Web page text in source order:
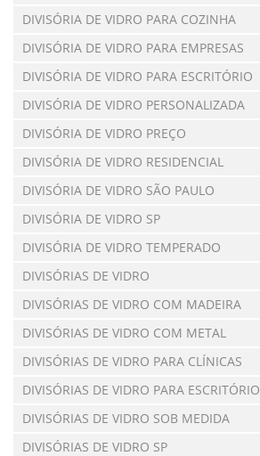
DIVISÓRIA DE VIDRO PARA COZINHA
DIVISÓRIA DE VIDRO PARA EMPRESAS
DIVISÓRIA DE VIDRO PARA ESCRITÓRIO
DIVISÓRIA DE VIDRO PERSONALIZADA
DIVISÓRIA DE VIDRO PREÇO
DIVISÓRIA DE VIDRO RESIDENCIAL
DIVISÓRIA DE VIDRO SÃO PAULO
DIVISÓRIA DE VIDRO SP
DIVISÓRIA DE VIDRO TEMPERADO
DIVISÓRIAS DE VIDRO
DIVISÓRIAS DE VIDRO COM MADEIRA
DIVISÓRIAS DE VIDRO COM METAL
DIVISÓRIAS DE VIDRO PARA CLÍNICAS
DIVISÓRIAS DE VIDRO PARA ESCRITÓRIO
DIVISÓRIAS DE VIDRO SOB MEDIDA
DIVISÓRIAS DE VIDRO SP